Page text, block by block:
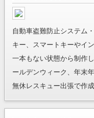
自動車盗難防止システム
キー、スマートキーやイ
一本もない状態から制作
ールデンウィーク、年末
無休レスキュー出張で作